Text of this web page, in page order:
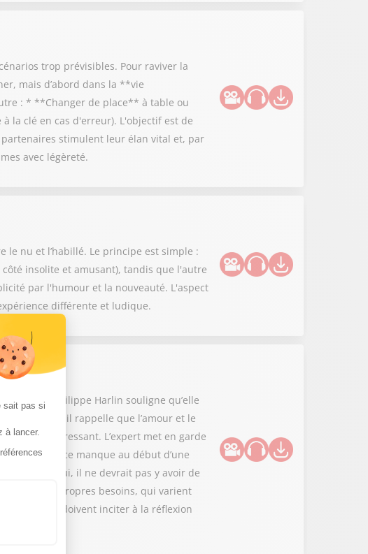
trop prévisibles. Pour raviver la
mais d’abord dans la **vie
: * **Changer de place** à table ou
la clé en cas d'erreur). L'objectif est de
stimulent leur élan vital et, par
avec légèreté.
nu et l’habillé. Le principe est simple :
insolite et amusant), tandis que l'autre
par l'humour et la nouveauté. L'aspect
différente et ludique.
Philippe Harlin souligne qu’elle
de Maslow, il rappelle que l’amour et le
monde stressant. L’expert met en garde
minimiser ce manque au début d’une
Selon lui, il ne devrait pas y avoir de
ses propres besoins, qui varient
totale) doivent inciter à la réflexion